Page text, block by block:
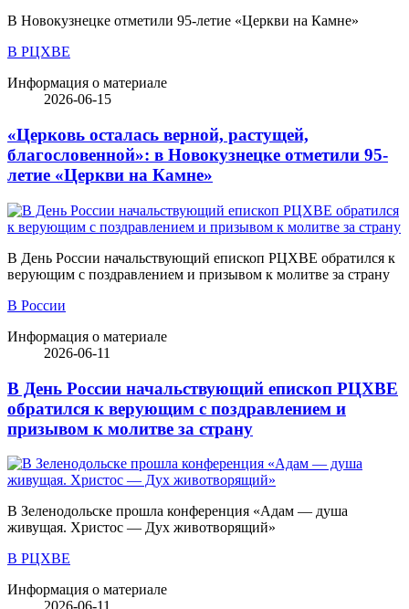
В Новокузнецке отметили 95-летие «Церкви на Камне»
В РЦХВЕ
Информация о материале
2026-06-15
«Церковь осталась верной, растущей,
благословенной»: в Новокузнецке отметили 95-
летие «Церкви на Камне»
В День России начальствующий епископ РЦХВЕ обратился к
верующим с поздравлением и призывом к молитве за страну
В России
Информация о материале
2026-06-11
В День России начальствующий епископ РЦХВЕ
обратился к верующим с поздравлением и
призывом к молитве за страну
В Зеленодольске прошла конференция «Адам — душа
живущая. Христос — Дух животворящий»
В РЦХВЕ
Информация о материале